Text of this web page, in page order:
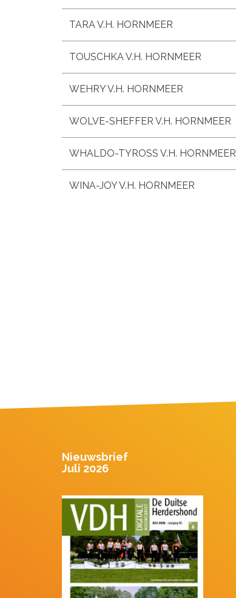
TARA V.H. HORNMEER
TOUSCHKA V.H. HORNMEER
WEHRY V.H. HORNMEER
WOLVE-SHEFFER V.H. HORNMEER
WHALDO-TYROSS V.H. HORNMEER
WINA-JOY V.H. HORNMEER
Nieuwsbrief
Juli 2026